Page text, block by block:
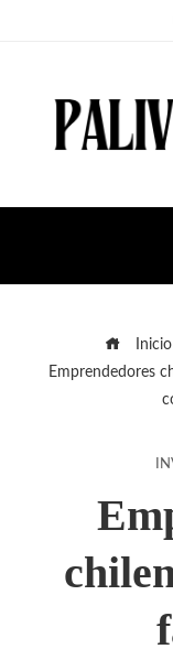
Inicio
Emprendedores